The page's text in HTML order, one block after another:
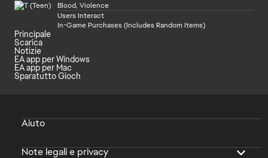
Blood, Violence
Users Interact
In-Game Purchases (Includes Random Items)
Principale
Scarica
Notizie
EA app per Windows
EA app per Mac
Sparatutto Gioch
Aiuto
Note legali e privacy